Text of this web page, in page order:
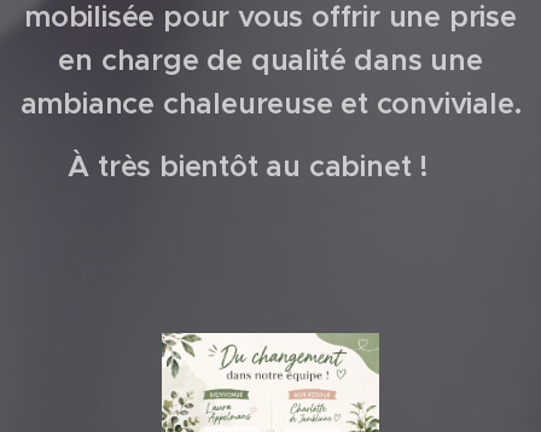
mobilisée pour vous offrir une prise
en charge de qualité dans une
ambiance chaleureuse et conviviale.
À très bientôt au cabinet ! 💚